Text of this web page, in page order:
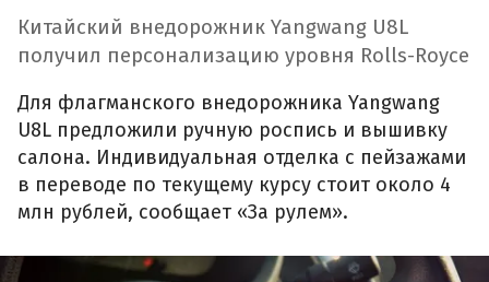
Китайский внедорожник Yangwang U8L
получил персонализацию уровня Rolls-Royce
Для флагманского внедорожника Yangwang
U8L предложили ручную роспись и вышивку
салона. Индивидуальная отделка с пейзажами
в переводе по текущему курсу стоит около 4
млн рублей, сообщает «За рулем».